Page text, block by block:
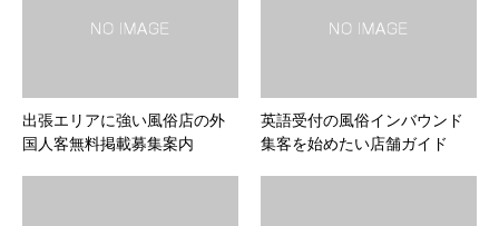
出張エリアに強い風俗店の外
国人客無料掲載募集案内
英語受付の風俗インバウンド
集客を始めたい店舗ガイド